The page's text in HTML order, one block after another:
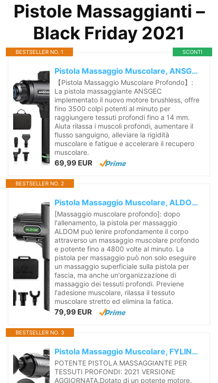
Pistole Massaggianti –
Black Friday 2021
SCONTI
BESTSELLER NO. 1
Pistola Massaggio Muscolare, ANSGEC 30 Velocità Pistola Massaggiante Professionale, Potente e Ergonomica, Massaggio Muscolare Profondo,3500RPM...
【Pistola Massaggio Muscolare Profondo】:
La pistola massaggiante ANSGEC
implementato il nuovo motore brushless, offre
fino 3500 colpi potenti al minuto per
raggiungere tessuti profondi fino a 14 mm.
Aiuta rilassa i muscoli profondi, aumentare il
flusso sanguigno, alleviare la rigidità
muscolare e fatigue e accelerare il recupero
muscolare.
69,99 EUR
BESTSELLER NO. 2
Pistola Massaggio Muscolare, ALDOM Pistola Massaggiante Muscolo Profondo Tessuto 6 Testine Massaggianti, 30 Velocità Pistola Massaggiante...
[Massaggio muscolare profondo]: dopo
l'allenamento, la pistola per massaggio
ALDOM può lenire profondamente il corpo
attraverso un massaggio muscolare profondo
e potente fino a 4800 volte al minuto. La
pistola per massaggio può non solo eseguire
un massaggio superficiale sulla pistola per
fascia, ma anche un'organizzazione di
massaggio dei tessuti profondi. Previene
l'adesione muscolare, rilassa il tessuto
muscolare stretto ed elimina la fatica.
79,99 EUR
BESTSELLER NO. 3
Pistola Massaggio Muscolare, FYLINA 30 Velocità Massaggiatore Muscolar Professionale con Design Unico 100,5° per Tessuti Profondi, 3200 RPM/Super...
POTENTE PISTOLA MASSAGGIANTE PER
TESSUTI PROFONDI: 2021 VERSIONE
AGGIORNATA.Dotato di un potente motore,